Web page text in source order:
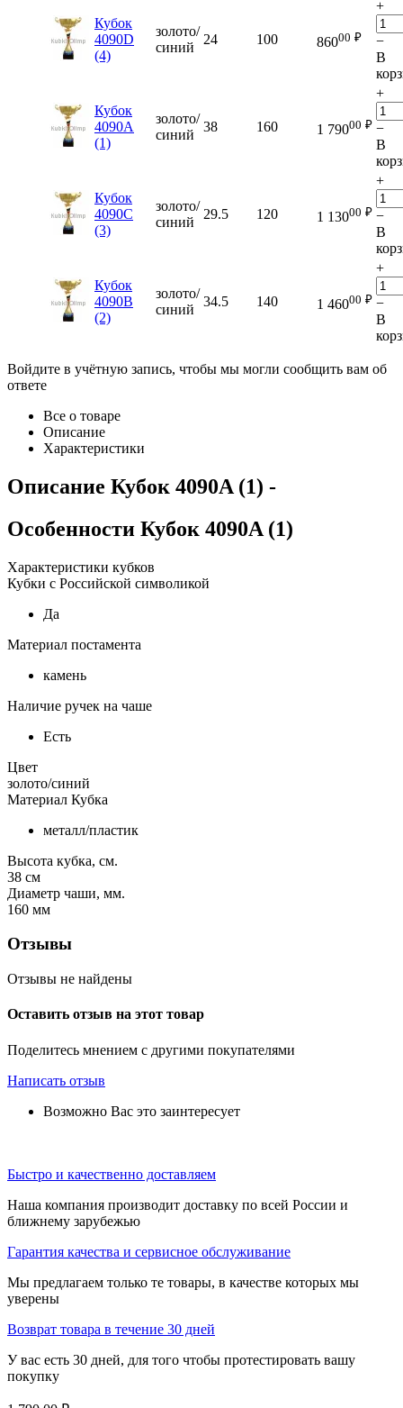
Кубок
4090D
(4)
золото/
синий
24 100 86000 ₽
+
−
В
Кубок
4090A
(1)
золото/
синий
38 160 1 79000 ₽
+
−
В
Кубок
4090C
(3)
золото/
синий
29.5 120 1 13000 ₽
+
−
В
Кубок
4090B
(2)
золото/
синий
34.5 140 1 46000 ₽
+
−
В
Войдите в учётную запись, чтобы мы могли сообщить вам об
ответе
Все о товаре
Описание
Характеристики
Описание Кубок 4090A (1) -
Особенности Кубок 4090A (1)
Характеристики кубков
Кубки с Российской символикой
Да
Материал постамента
камень
Наличие ручек на чаше
Есть
Цвет
золото/синий
Материал Кубка
металл/пластик
Высота кубка, см.
38 см
Диаметр чаши, мм.
160 мм
Отзывы
Отзывы не найдены
Оставить отзыв на этот товар
Поделитесь мнением с другими покупателями
Написать отзыв
Возможно Вас это заинтересует
Быстро и качественно доставляем
Наша компания производит доставку по всей России и
ближнему зарубежью
Гарантия качества и сервисное обслуживание
Мы предлагаем только те товары, в качестве которых мы
уверены
Возврат товара в течение 30 дней
У вас есть 30 дней, для того чтобы протестировать вашу
покупку